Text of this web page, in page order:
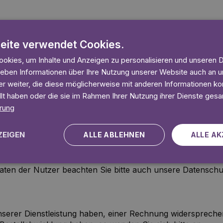
internationale Urheberrecht. Lylli ist stets darum bemüht,
auf eigene und gemeinfreie Werke zurückzugreifen.
genannten Namen, Bezeichnungen und Logos
und nutzt Ihre Daten nur im Rahmen der
gilt nur für die Nutzung der von uns angebotenen
die Datenübertragung im Internet Sicherheitslücken
vor dem Zugriff Dritter nicht möglich ist. Für den
der Nutzer beachten Sie bitte auch unsere
Dienstleistung haben, einer Rechnung
verwendet Cookies.
um Inhalte und Anzeigen zu personalisieren und unseren
Informationen über Ihre Nutzung unserer Website auch an
weiter, die diese möglicherweise mit anderen Informationen
haben oder die sie im Rahmen Ihrer Nutzung ihrer Dienste
ALLE
ALLE ABLEHNEN